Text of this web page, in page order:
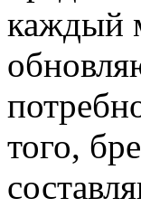
каждый
того,